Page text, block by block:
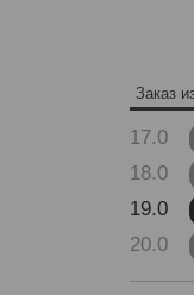
Заказ
17.0
18.0
19.0
20.0